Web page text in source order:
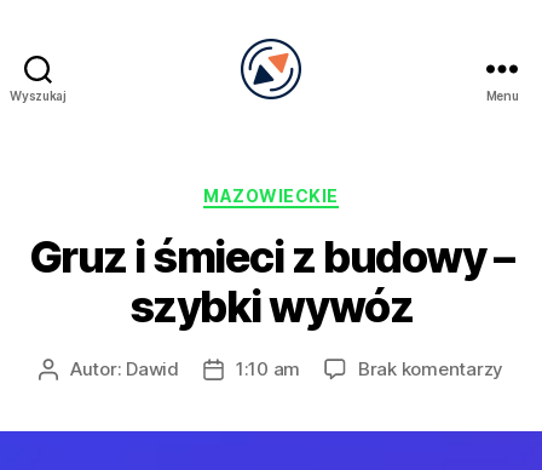
Wyszukaj Menu
Kategorie
MAZOWIECKIE
Gruz i śmieci z budowy –
szybki wywóz
AutorAutor: Dawid
Data1:10 am Brak komentarzy